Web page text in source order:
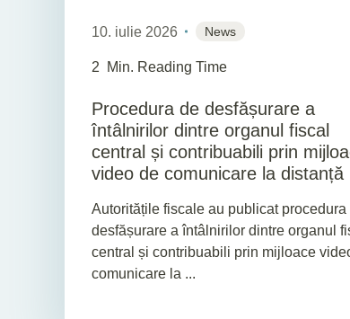
10. iulie 2026 News
2 Min. Reading Time
Procedura de desfășurare a
întâlnirilor dintre organul fiscal
central și contribuabili prin
video de comunicare la distanță
Autoritățile fiscale au publicat procedura
desfășurare a întâlnirilor dintre organul
central și contribuabili prin mijloace
comunicare la ...